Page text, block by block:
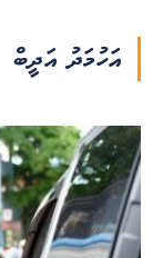
އަހުމަދު އަދީބް